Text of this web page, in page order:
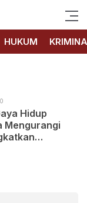
HUKUM
Hidup
Mengurangi